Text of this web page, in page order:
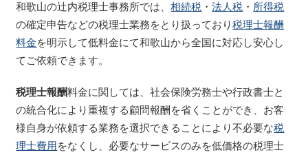
和歌山の辻内税理士事務所では、相続税 ・法人税 ・ 所得税
の確定申告などの税理士業務をとり扱っており税理士報酬
料金を明示して低料金にて和歌山から全国に対応し安心し
てご依頼できます。
税理士報酬料金に関しては、社会保険労務士や行政書士と
の統合化により重複する顧問報酬を省くことができ、お客
様自身が依頼する業務を選択できることにより不必要な税
理士費用をなくし、必要なサービスのみを低価格の税理士